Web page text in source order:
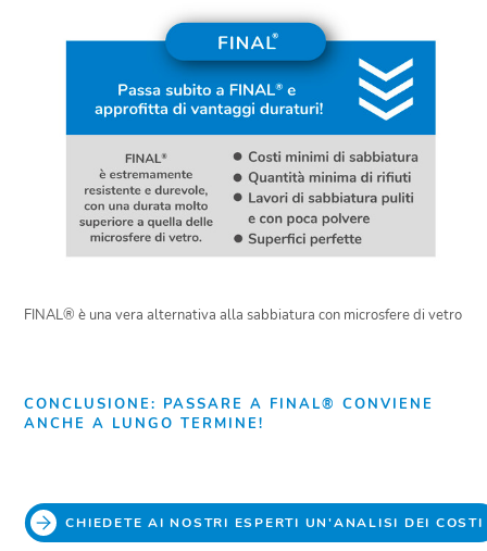
FINAL® è una vera alternativa alla sabbiatura con microsfere di vetro
CONCLUSIONE: PASSARE A FINAL® CONVIENE
ANCHE A LUNGO TERMINE!
CHIEDETE AI NOSTRI ESPERTI UN'ANALISI DEI COSTI